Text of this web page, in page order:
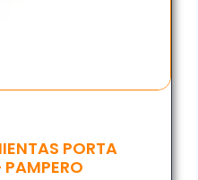
PORTA